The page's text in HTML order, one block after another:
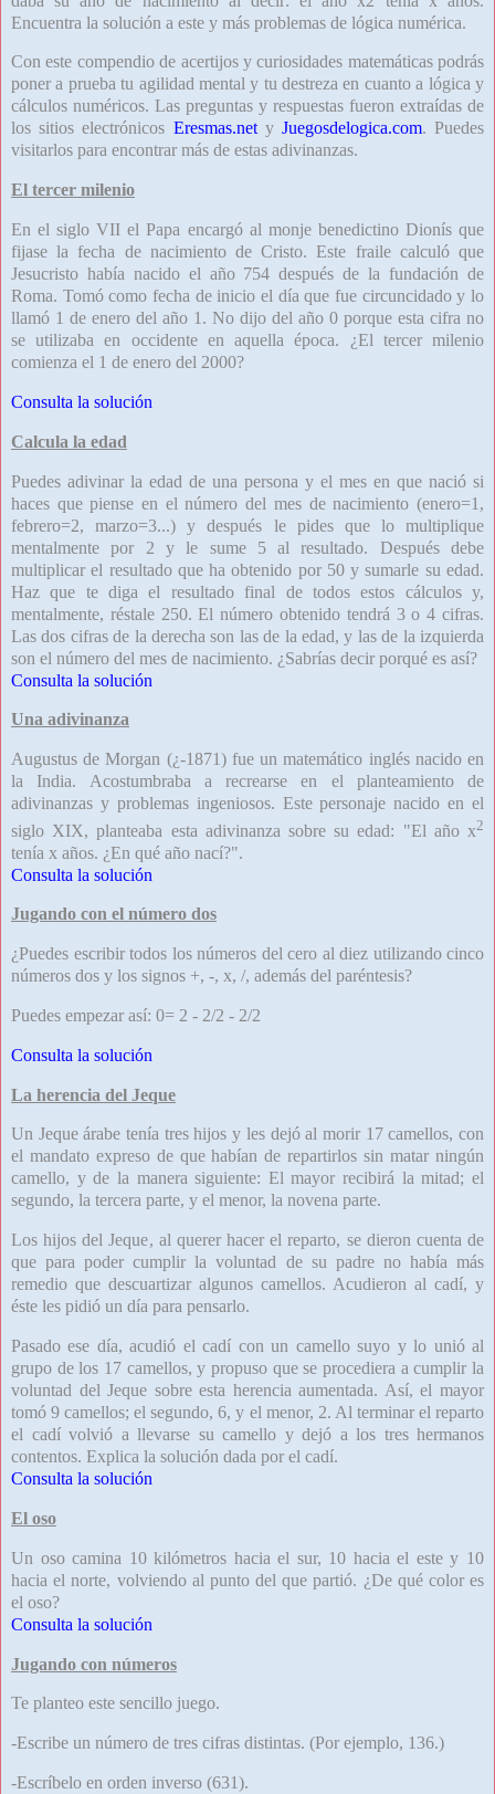
Encuentra la solución a este y más problemas de lógica numérica.
Con este compendio de acertijos y curiosidades matemáticas podrás
poner a prueba tu agilidad mental y tu destreza en cuanto a lógica y
cálculos numéricos. Las preguntas y respuestas fueron extraídas de
los sitios electrónicos Eresmas.nety Juegosdelogica.com. Puedes
visitarlos para encontrar más de estas adivinanzas.
El tercer milenio
En el siglo VII el Papa encargó al monje benedictino Dionís que
fijase la fecha de nacimiento de Cristo. Este fraile calculó que
Jesucristo había nacido el año 754 después de la fundación de
Roma. Tomó como fecha de inicio el día que fue circuncidado y lo
llamó 1 de enero del año 1. No dijo del año 0 porque esta cifra no
se utilizaba en occidente en aquella época. ¿El tercer milenio
comienza el 1 de enero del 2000?
Consulta la solución
Calcula la edad
Puedes adivinar la edad de una persona y el mes en que nació si
haces que piense en el número del mes de nacimiento (enero=1,
febrero=2, marzo=3...) y después le pides que lo multiplique
mentalmente por 2 y le sume 5 al resultado. Después debe
multiplicar el resultado que ha obtenido por 50 y sumarle su edad.
Haz que te diga el resultado final de todos estos cálculos y,
mentalmente, réstale 250. El número obtenido tendrá 3 o 4 cifras.
Las dos cifras de la derecha son las de la edad, y las de la izquierda
son el número del mes de nacimiento. ¿Sabrías decir porqué es así?
Consulta la solución
Una adivinanza
Augustus de Morgan (¿-1871) fue un matemático inglés nacido en
la India. Acostumbraba a recrearse en el planteamiento de
adivinanzas y problemas ingeniosos. Este personaje nacido en el
siglo XIX, planteaba esta adivinanza sobre su edad: "El año x2
tenía x años. ¿En qué año nací?".
Consulta la solución
Jugando con el número dos
¿Puedes escribir todos los números del cero al diez utilizando cinco
números dos y los signos +, -, x, /, además del paréntesis?
Puedes empezar así: 0= 2 - 2/2 - 2/2
Consulta la solución
La herencia del Jeque
Un Jeque árabe tenía tres hijos y les dejó al morir 17 camellos, con
el mandato expreso de que habían de repartirlos sin matar ningún
camello, y de la manera siguiente: El mayor recibirá la mitad; el
segundo, la tercera parte, y el menor, la novena parte.
Los hijos del Jeque, al querer hacer el reparto, se dieron cuenta de
que para poder cumplir la voluntad de su padre no había más
remedio que descuartizar algunos camellos. Acudieron al cadí, y
éste les pidió un día para pensarlo.
Pasado ese día, acudió el cadí con un camello suyo y lo unió al
grupo de los 17 camellos, y propuso que se procediera a cumplir la
voluntad del Jeque sobre esta herencia aumentada. Así, el mayor
tomó 9 camellos; el segundo, 6, y el menor, 2. Al terminar el reparto
el cadí volvió a llevarse su camello y dejó a los tres hermanos
contentos. Explica la solución dada por el cadí.
Consulta la solución
El oso
Un oso camina 10 kilómetros hacia el sur, 10 hacia el este y 10
hacia el norte, volviendo al punto del que partió. ¿De qué color es
el oso?
Consulta la solución
Jugando con números
Te planteo este sencillo juego.
-Escribe un número de tres cifras distintas. (Por ejemplo, 136.)
-Escríbelo en orden inverso (631).